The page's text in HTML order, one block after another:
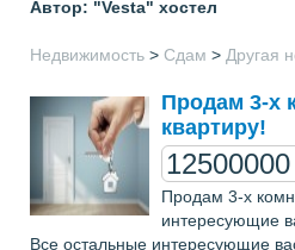
Автор: "Vesta" хостел
Недвижимость > Сдам > Другая
Продам 3-х
квартиру!
12500000
Продам 3-х
интересующие
Все остальные интересующие